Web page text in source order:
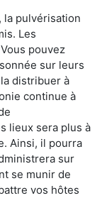
la pulvérisation
Les
pouvez
sur leurs
distribuer à
continue à
lieux sera plus à
Ainsi, il pourra
sur
se munir de
vos hôtes